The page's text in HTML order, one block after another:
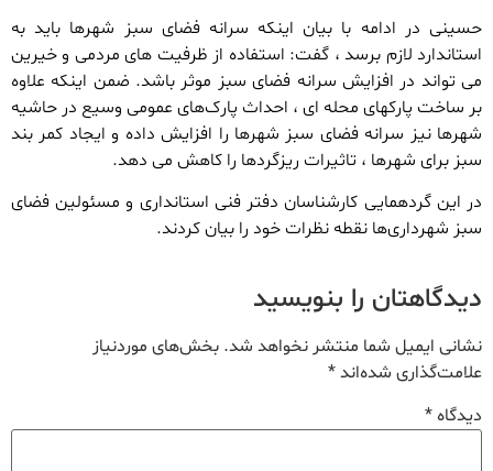
حسینی در ادامه با بیان اینکه سرانه فضای سبز شهرها باید به
استاندارد لازم برسد ، گفت: استفاده از ظرفیت های مردمی و خیرین
می تواند در افزایش سرانه فضای سبز موثر باشد. ضمن اینکه علاوه
بر ساخت پارکهای محله ای ، احداث پارک‌های عمومی وسیع در حاشیه
شهرها نیز سرانه فضای سبز شهرها را افزایش داده و ایجاد کمر بند
سبز برای شهرها ، تاثیرات ریزگردها را کاهش می دهد.
در این گردهمایی کارشناسان دفتر فنی استانداری و مسئولین فضای
سبز شهرداری‌ها نقطه نظرات خود را بیان کردند.
دیدگاهتان را بنویسید
نشانی ایمیل شما منتشر نخواهد شد. بخش‌های موردنیاز
علامت‌گذاری شده‌اند*
دیدگاه*